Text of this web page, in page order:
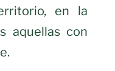
en la
aquellas con